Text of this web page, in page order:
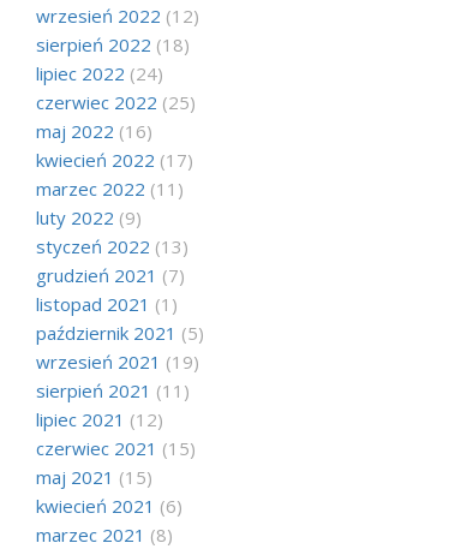
wrzesień 2022 (12)
sierpień 2022 (18)
lipiec 2022 (24)
czerwiec 2022 (25)
maj 2022 (16)
kwiecień 2022 (17)
marzec 2022 (11)
luty 2022 (9)
styczeń 2022 (13)
grudzień 2021 (7)
listopad 2021 (1)
październik 2021 (5)
wrzesień 2021 (19)
sierpień 2021 (11)
lipiec 2021 (12)
czerwiec 2021 (15)
maj 2021 (15)
kwiecień 2021 (6)
marzec 2021 (8)